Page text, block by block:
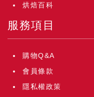
烘焙百科
服務項目
購物Q&A
會員條款
隱私權政策